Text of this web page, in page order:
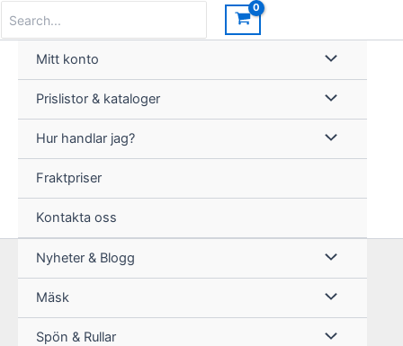
innehåll
for:
Mitt konto
Prislistor & kataloger
Hur handlar jag?
Fraktpriser
Kontakta oss
Nyheter & Blogg
Mäsk
Spön & Rullar